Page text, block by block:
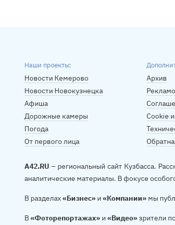
Наши проекты:
Новости Кемерово
Новости Новокузнецка
Афиша
Дорожные камеры
Погода
От первого лица
Архив
Cookie
A42.RU – региональный сайт Кузбасса.
аналитические материалы. В фокусе
В разделах«Бизнес» и «Компании» мы
В«Фоторепортажах» и «Видео»зрители